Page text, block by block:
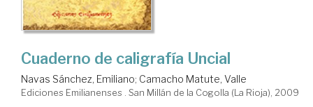
Cuaderno de caligrafía Uncial
Navas Sánchez, Emiliano; Camacho Matute, Valle
Ediciones Emilianenses . San Millán de la Cogolla (La Rioja), 2009